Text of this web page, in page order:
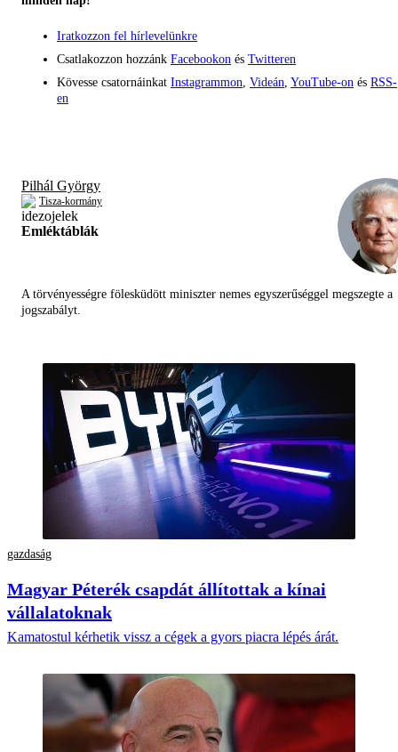
Iratkozzon fel hírlevelünkre
Csatlakozzon hozzánk Facebookon és Twitteren
Kövesse csatornáinkat Instagrammon Videán YouTube-on és RSS-
en
Pilhál György
Tisza-kormány
Emléktáblák
A törvényességre fölesküdött miniszter nemes egyszerűséggel megszegte a
jogszabályt.
gazdaság
Magyar Péterék csapdát állítottak a kínai
vállalatoknak
Kamatostul kérhetik vissz a cégek a gyors piacra lépés árát.